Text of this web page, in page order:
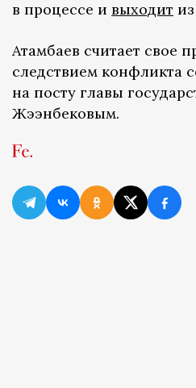
в процессе и выходит
Атамбаев считает свое
следствием конфликта
на посту главы
Жээнбековым.